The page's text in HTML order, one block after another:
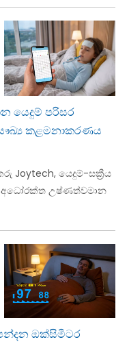
යෙදුම් පරිසර
කළමනාකරණය
Joytech, යෙදුම්-සක්‍රීය
අධෝරක්ත උෂ්ණත්වමාන
ඔක්සිමීටර